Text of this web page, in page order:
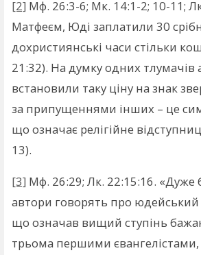
[2] Мф. 26:3-6; Мк. 14:1-2; 10-11;
Матфеєм, Юді заплатили 30
дохристиянські часи стільки
21:32). На думку одних тлумачів
встановили таку ціну на знак
за припущеннями інших – це
що означає релігійне
13).
[3] Мф. 26:29; Лк. 22:15:16. «Дуже
автори говорять про
що означав вищий ступінь
трьома першими